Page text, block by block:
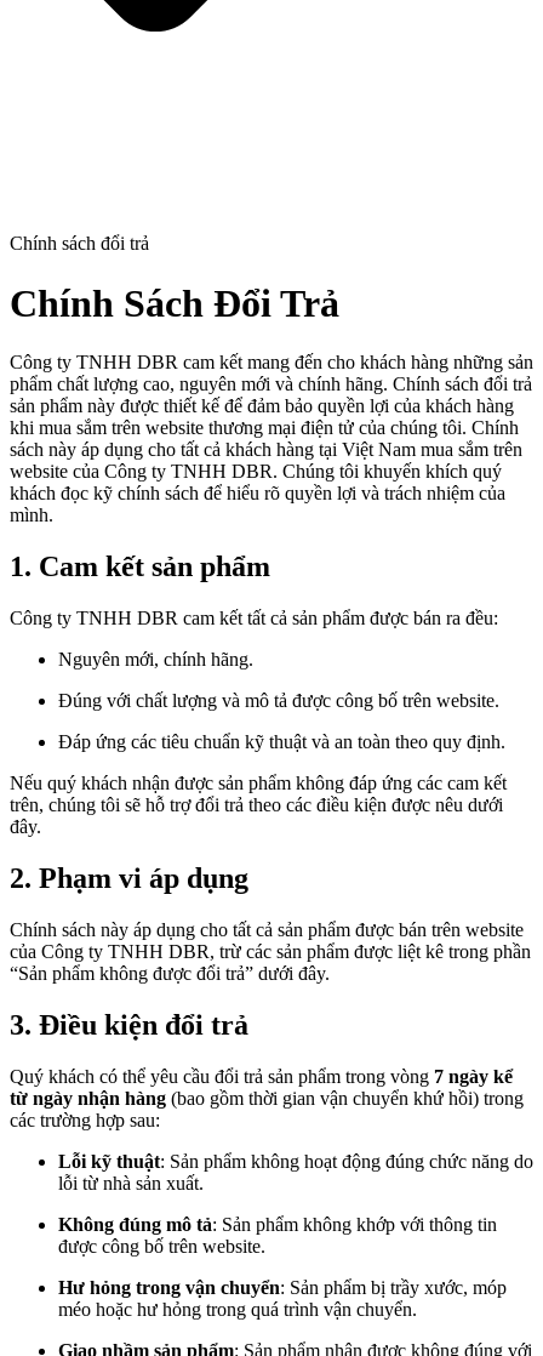
Chính sách đổi trả
Chính Sách Đổi Trả
Công ty TNHH DBR cam kết mang đến cho khách hàng những sản
phẩm chất lượng cao, nguyên mới và chính hãng. Chính sách đổi trả
sản phẩm này được thiết kế để đảm bảo quyền lợi của khách hàng
khi mua sắm trên website thương mại điện tử của chúng tôi. Chính
sách này áp dụng cho tất cả khách hàng tại Việt Nam mua sắm trên
website của Công ty TNHH DBR. Chúng tôi khuyến khích quý
khách đọc kỹ chính sách để hiểu rõ quyền lợi và trách nhiệm của
mình.
1. Cam kết sản phẩm
Công ty TNHH DBR cam kết tất cả sản phẩm được bán ra đều:
Nguyên mới, chính hãng.
Đúng với chất lượng và mô tả được công bố trên website.
Đáp ứng các tiêu chuẩn kỹ thuật và an toàn theo quy định.
Nếu quý khách nhận được sản phẩm không đáp ứng các cam kết
trên, chúng tôi sẽ hỗ trợ đổi trả theo các điều kiện được nêu dưới
đây.
2. Phạm vi áp dụng
Chính sách này áp dụng cho tất cả sản phẩm được bán trên website
của Công ty TNHH DBR, trừ các sản phẩm được liệt kê trong phần
“Sản phẩm không được đổi trả” dưới đây.
3. Điều kiện đổi trả
Quý khách có thể yêu cầu đổi trả sản phẩm trong vòng 7 ngày kể
từ ngày nhận hàng (bao gồm thời gian vận chuyển khứ hồi) trong
các trường hợp sau:
Lỗi kỹ thuật: Sản phẩm không hoạt động đúng chức năng do
lỗi từ nhà sản xuất.
Không đúng mô tả: Sản phẩm không khớp với thông tin
được công bố trên website.
Hư hỏng trong vận chuyển: Sản phẩm bị trầy xước, móp
méo hoặc hư hỏng trong quá trình vận chuyển.
Giao nhầm sản phẩm: Sản phẩm nhận được không đúng với